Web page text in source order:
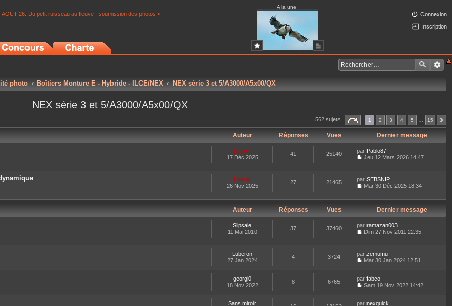
AOUT 26: Du petit ruisseau au fleuve - soumission des photos <
A la une
Connexion
Inscription
photo Boîtiers Monture E - Hybride - ILCE/NEX NEX série 3 et 5/A3000/A5x00/QX
NEX série 3 et 5/A3000/A5x00/QX
562 sujets 1 2 3 4 5 15
Auteur Réponses Vues Dernier message
Lionel
17 Déc 2025
41 25140 par Pablo87
s
u
t
e
d
n
m
e
s
s
Jeu 12 Mars 2026 14:47
Lionel
26 Nov 2025
27 21465 par SEBSNIP
n
u
l
r
e
d
e
r
n
e
r
Mar 30 Déc 2025 18:34
Auteur Réponses Vues Dernier message
Slipsale
11 Mai 2010
37 37460 par ramazan003
s
u
l
t
e
l
e
Dim 27 Nov 2011 22:35
Luberon
27 Jan 2024
4 3724 par zemumu
o
n
s
Mar 30 Jan 2024 12:51
georgi0
18 Nov 2022
8 6765 par fabco
o
n
Sam 19 Nov 2022 14:42
Sans miroir
par nexquick